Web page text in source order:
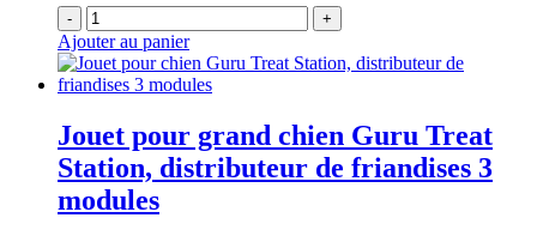
- +
Ajouter au panier
Jouet pour grand chien Guru Treat
Station, distributeur de friandises 3
modules